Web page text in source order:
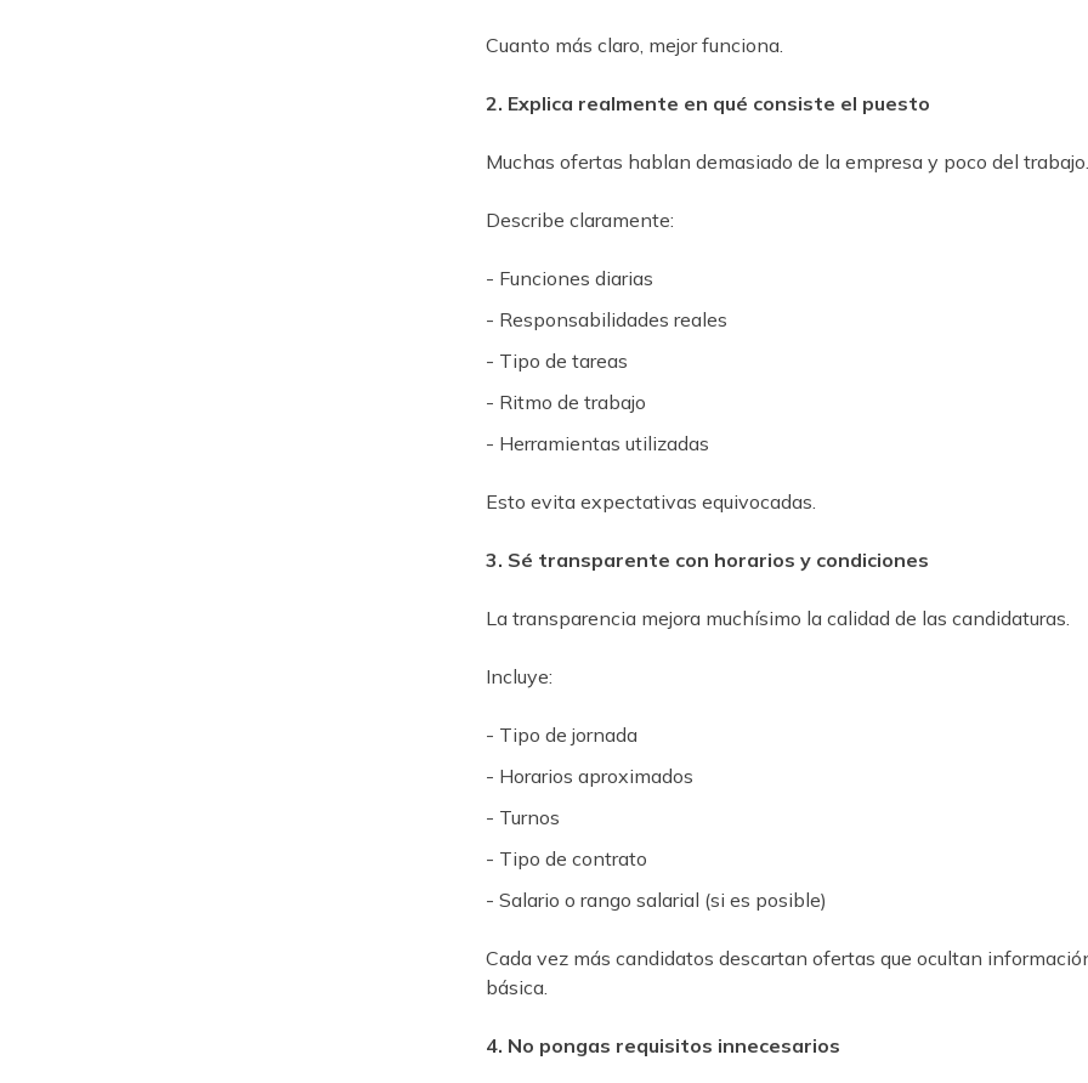
Cuanto más claro, mejor funciona.
2. Explica realmente en qué consiste el puesto
Muchas ofertas hablan demasiado de la empresa y poco del trabajo.
Describe claramente:
- Funciones diarias
- Responsabilidades reales
- Tipo de tareas
- Ritmo de trabajo
- Herramientas utilizadas
Esto evita expectativas equivocadas.
3. Sé transparente con horarios y condiciones
La transparencia mejora muchísimo la calidad de las candidaturas.
Incluye:
- Tipo de jornada
- Horarios aproximados
- Turnos
- Tipo de contrato
- Salario o rango salarial (si es posible)
Cada vez más candidatos descartan ofertas que ocultan
básica.
4. No pongas requisitos innecesarios